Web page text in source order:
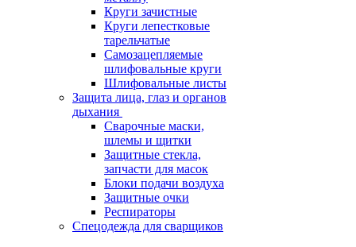
Круги зачистные
Круги лепестковые
тарельчатые
Самозацепляемые
шлифовальные круги
Шлифовальные листы
Защита лица, глаз и органов
дыхания
Сварочные маски,
шлемы и щитки
Защитные стекла,
запчасти для масок
Блоки подачи воздуха
Защитные очки
Респираторы
Спецодежда для сварщиков